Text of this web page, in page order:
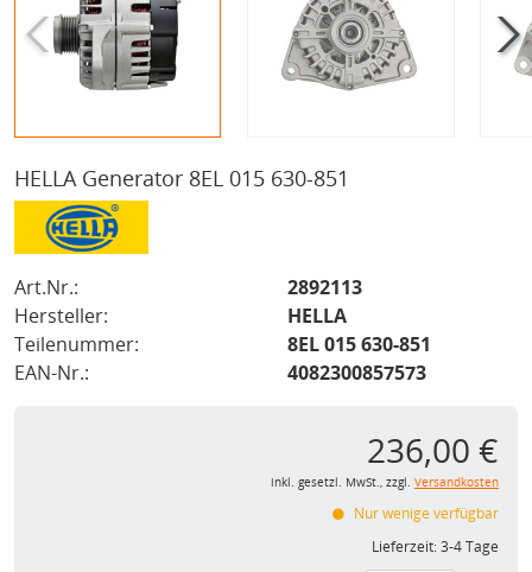
HELLA Generator 8EL 015 630-851
Art.Nr.:
2892113
Hersteller:
HELLA
Teilenummer:
8EL 015 630-851
EAN-Nr.:
4082300857573
236,00 €
inkl. gesetzl. MwSt., zzgl. Versandkosten
Nur wenige verfügbar
Lieferzeit:3-4 Tage